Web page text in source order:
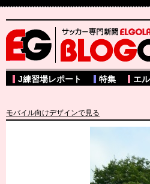
サッカー専門新聞ELGOLAZO web版
J練習場レポート 特集 エ
モバイル向けデザインで見る